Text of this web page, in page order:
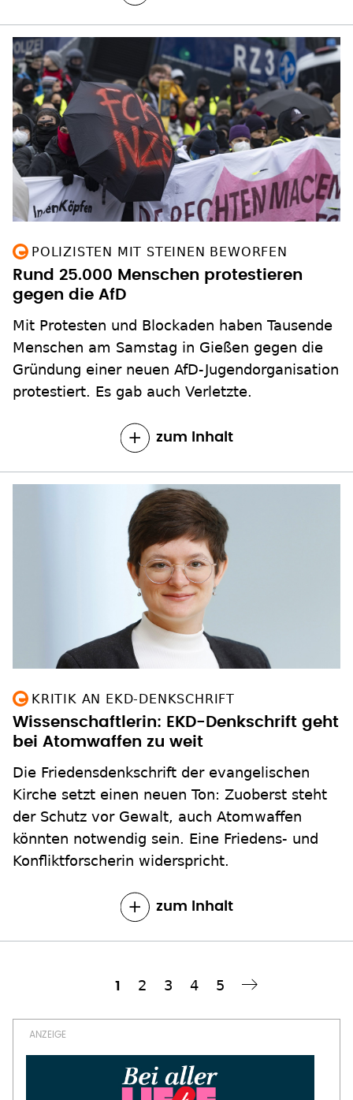
POLIZISTEN MIT STEINEN BEWORFEN
Rund 25.000 Menschen protestieren
gegen die AfD
Mit Protesten und Blockaden haben Tausende
Menschen am Samstag in Gießen gegen die
Gründung einer neuen AfD-Jugendorganisation
protestiert. Es gab auch Verletzte.
zum Inhalt
KRITIK AN EKD-DENKSCHRIFT
Wissenschaftlerin: EKD-Denkschrift geht
bei Atomwaffen zu weit
Die Friedensdenkschrift der evangelischen
Kirche setzt einen neuen Ton: Zuoberst steht
der Schutz vor Gewalt, auch Atomwaffen
könnten notwendig sein. Eine Friedens- und
Konfliktforscherin widerspricht.
zum Inhalt
Aktuelle
1 Seite
2 Seite
3 Seite
4 Seite
5
Nächste Seite ››